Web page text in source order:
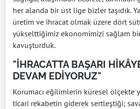
her alanda bir üst lige bizler taşıdık.
üretim ve ihracat olmak üzere dört
yükselttiğimiz ekonomimizi sağlam bir
kavuşturduk.
"İHRACATTA BAŞARI
DEVAM EDİYORUZ"
Korumacı eğilimlerin küresel ölçekte
ticari rekabetin giderek sertleştiği;